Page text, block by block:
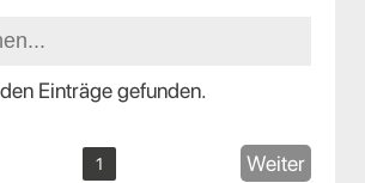
Einträge gefunden.
1 Weiter